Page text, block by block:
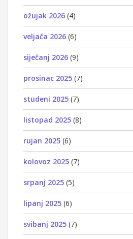
ožujak 2026 (4)
veljača 2026 (6)
siječanj 2026 (9)
prosinac 2025 (7)
studeni 2025 (7)
listopad 2025 (8)
rujan 2025 (6)
kolovoz 2025 (7)
srpanj 2025 (5)
lipanj 2025 (6)
svibanj 2025 (7)